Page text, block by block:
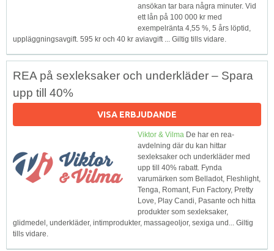
ansökan tar bara några minuter. Vid
ett lån på 100 000 kr med
exempelränta 4,55 %, 5 års löptid,
uppläggningsavgift. 595 kr och 40 kr aviavgift ... Giltig tills vidare.
REA på sexleksaker och underkläder – Spara
upp till 40%
VISA ERBJUDANDE
Viktor & Vilma De har en rea-
avdelning där du kan hittar
sexleksaker och underkläder med
upp till 40% rabatt. Fynda
varumärken som Belladot, Fleshlight,
Tenga, Romant, Fun Factory, Pretty
Love, Play Candi, Pasante och hitta
produkter som sexleksaker,
glidmedel, underkläder, intimprodukter, massageoljor, sexiga und... Giltig
tills vidare.